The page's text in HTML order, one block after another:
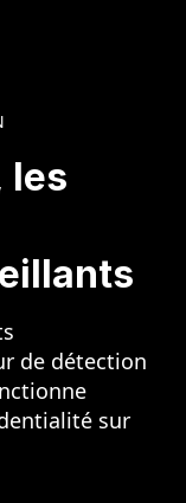
les
de détection
sur